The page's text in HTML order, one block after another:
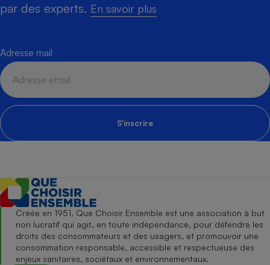
par des experts. En savoir plus
Adresse mail
S'inscrire
Créée en 1951, Que Choisir Ensemble est une association à but
non lucratif qui agit, en toute indépendance, pour défendre les
droits des consommateurs et des usagers, et promouvoir une
consommation responsable, accessible et respectueuse des
enjeux sanitaires, sociétaux et environnementaux.